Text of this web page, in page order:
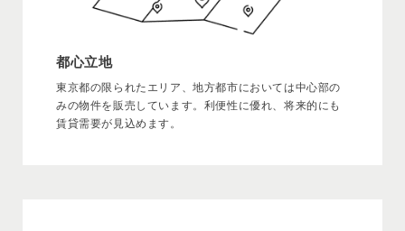
都心立地
東京都の限られたエリア、地方都市においては中心部の
みの物件を販売しています。利便性に優れ、将来的にも
賃貸需要が見込めます。